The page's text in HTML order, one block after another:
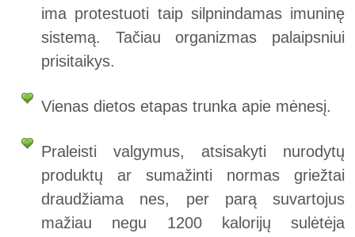
ima protestuoti taip silpnindamas imuninę
sistemą. Tačiau organizmas palaipsniui
prisitaikys.
Vienas dietos etapas trunka apie mėnesį.
Praleisti valgymus, atsisakyti nurodytų
produktų ar sumažinti normas griežtai
draudžiama nes, per parą suvartojus
mažiau negu 1200 kalorijų sulėtėja